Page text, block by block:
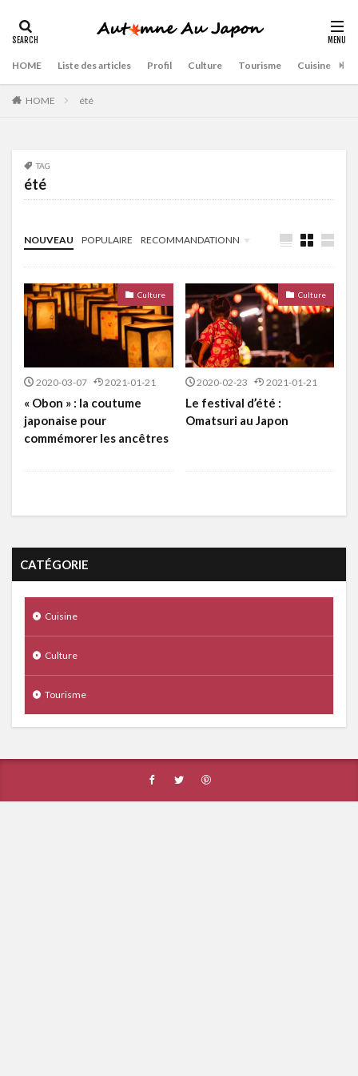
HOME Liste des articles Profil Culture Tourisme Cuisine
HOME été
TAG
été
NOUVEAU POPULAIRE RECOMMANDATIONN
Culture
Culture
2020-03-07 2021-01-21
« Obon » : la coutume
japonaise pour
commémorer les ancêtres
Culture
2020-02-23 2021-01-21
Le festival d’été :
Omatsuri au Japon
CATÉGORIE
Cuisine
Culture
Tourisme